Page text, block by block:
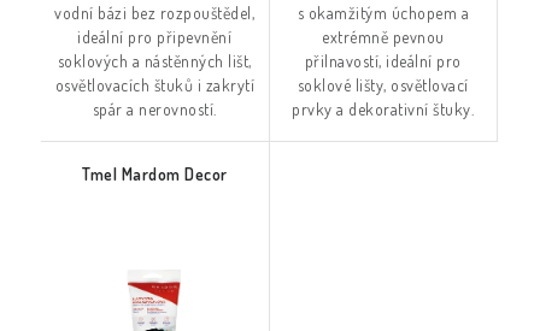
vodní bázi bez rozpouštědel,
ideální pro připevnění
soklových a nástěnných lišt,
osvětlovacích štuků i zakrytí
spár a nerovností.
s okamžitým úchopem a
extrémně pevnou
přilnavostí, ideální pro
soklové lišty, osvětlovací
prvky a dekorativní štuky.
Tmel Mardom Decor